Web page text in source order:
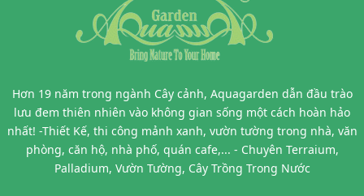
Hơn 19 năm trong ngành Cây cảnh, Aquagarden dẫn đầu trào
lưu đem thiên nhiên vào không gian sống một cách hoàn hảo
nhất! -Thiết Kế, thi công mảnh xanh, vườn tường trong nhà, văn
phòng, căn hộ, nhà phố, quán cafe,... - Chuyên Terraium,
Palladium, Vườn Tường, Cây Trồng Trong Nước